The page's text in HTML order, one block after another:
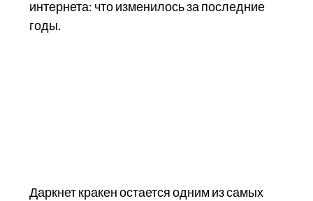
интернета: что изменилось за последние
годы.
Даркнет кракен остается одним из самых